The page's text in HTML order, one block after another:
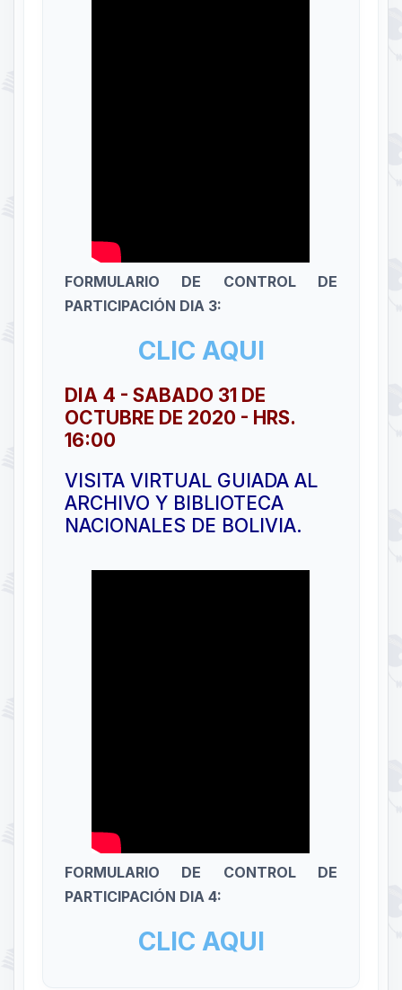
FORMULARIO DE CONTROL DE
PARTICIPACIÓN DIA 3:
CLIC AQUI
DIA 4 - SABADO 31 DE
OCTUBRE DE 2020 - HRS.
16:00
VISITA VIRTUAL GUIADA AL
ARCHIVO Y BIBLIOTECA
NACIONALES DE BOLIVIA.
FORMULARIO DE CONTROL DE
PARTICIPACIÓN DIA 4:
CLIC AQUI